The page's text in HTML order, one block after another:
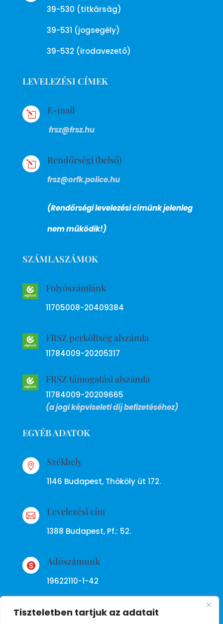
Tiszteletben tartjuk az adatait
39-530 (titkárság)
39-531 (jogsegély)
39-532 (irodavezető)
LEVELEZÉSI CÍMEK
l E-mail
frsz@frsz.hu
l Rendőrségi (belső)
frsz@orfk.police.hu
(Rendőrségi levelezési címünk jelenleg
nem működik!)
SZÁMLASZÁMOK
Folyószámlánk
11705008-20409384
FRSZ perköltség alszámla
11784009-20205317
FRSZ támogatási alszámla
11784009-20209665
(a jogi képviseleti díj befizetéséhez)
EGYÉB ADATOK
 Székhely
1146 Budapest, Thököly út 172.
 Levelezési cím
1388 Budapest, Pf.: 52.
 Adószámunk
19622110-1-42